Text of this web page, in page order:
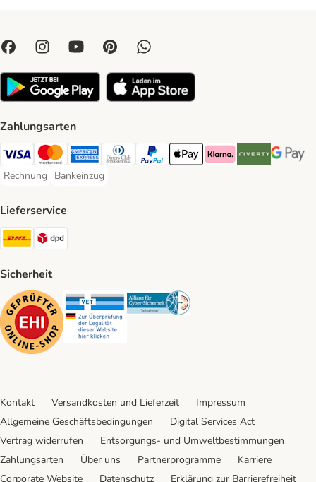
Zahlungsarten
Visa Payment Method
Mastercard Payment Method
American Express Payment Method
Diners Club Payment Method
PayPal Payment Method
Apple Pay Payment Method
Klarna Payment Method
Riverty Payment
Google
Rechnung
Rechnung Payment Method
Bankeinzug
Bankeinzug Payment Method
Lieferservice
DHL Shipping Method
Sicherheit
Security Security Security
Kontakt Versandkosten und Lieferzeit
Impressum
Allgemeine Geschäftsbedingungen
Digital Services Act
Vertrag widerrufen
Entsorgungs- und Umweltbestimmungen
Zahlungsarten
Über uns Partnerprogramme
Karriere
Corporate Website
Datenschutz Erklärung zur Barrierefreiheit